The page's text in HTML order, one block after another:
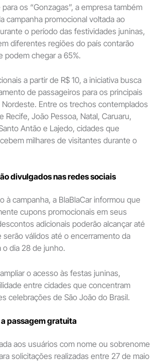
os “Gonzagas”, a empresa também
campanha promocional voltada ao
o período das festividades juninas,
diferentes regiões do país contarão
podem chegar a 65%.
a partir de R$ 10, a iniciativa busca
de passageiros para os principais
Entre os trechos contemplados
Recife, João Pessoa, Natal, Caruaru,
Antão e Lajedo, cidades que
milhares de visitantes durante o
divulgados nas redes sociais
à campanha, a BlaBlaCar informou que
cupons promocionais em seus
adicionais poderão alcançar até
serão válidos até o encerramento da
o dia 28 de junho.
o acesso às festas juninas,
entre cidades que concentram
celebrações de São João do Brasil.
passagem gratuita
aos usuários com nome ou sobrenome
solicitações realizadas entre 27 de maio